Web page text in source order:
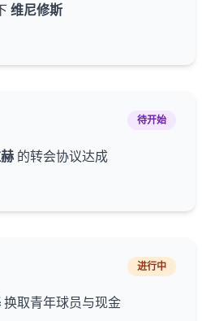
维尼修斯
待开始
的转会协议达成
进行中
换取青年球员与现金